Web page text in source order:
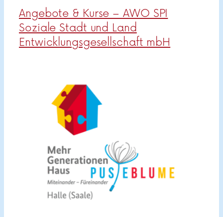
Angebote & Kurse – AWO SPI
Soziale Stadt und Land
Entwicklungsgesellschaft mbH